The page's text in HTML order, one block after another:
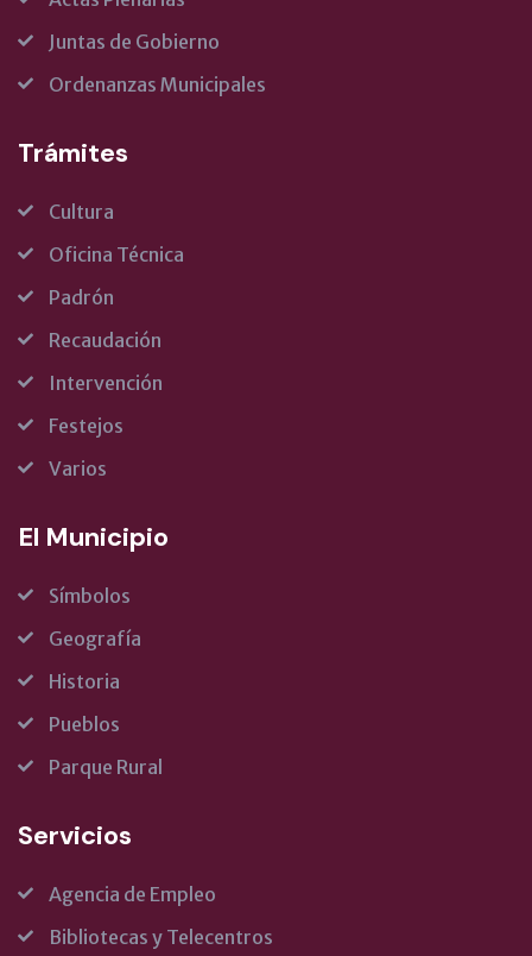
Juntas de Gobierno
Ordenanzas Municipales
Trámites
Cultura
Oficina Técnica
Padrón
Recaudación
Intervención
Festejos
Varios
El Municipio
Símbolos
Geografía
Historia
Pueblos
Parque Rural
Servicios
Agencia de Empleo
Bibliotecas y Telecentros